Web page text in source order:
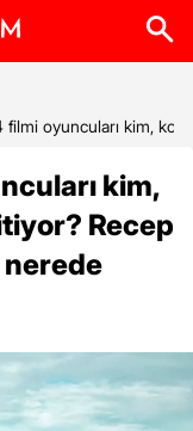
filmi oyuncuları kim,
kim,
Recep